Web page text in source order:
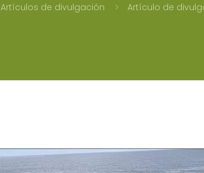
Artículos de divulgación Artículo de